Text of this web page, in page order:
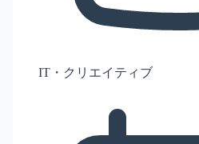
IT・クリエイティブ